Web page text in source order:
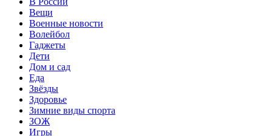
Вещи
Военные новости
Волейбол
Гаджеты
Дети
Дом и сад
Еда
Звёзды
Здоровье
Зимние виды спорта
ЗОЖ
Игры